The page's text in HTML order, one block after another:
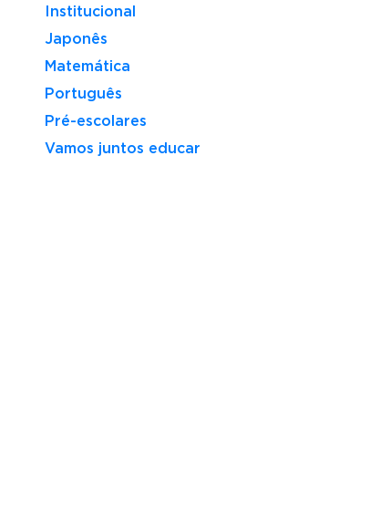
Institucional
Japonês
Matemática
Português
Pré-escolares
Vamos juntos educar